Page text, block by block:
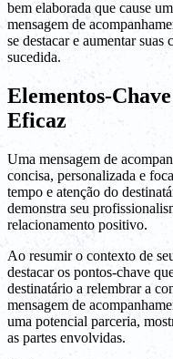
bem elaborada que cause
mensagem de
se destacar e aumentar
sucedida.
Elementos-
Eficaz
Uma mensagem de
concisa, personalizada e
tempo e atenção do
demonstra seu
relacionamento positivo.
Ao resumir o contexto de
destacar os pontos-chave
destinatário a relembrar a
mensagem de
uma potencial parceria,
as partes envolvidas.